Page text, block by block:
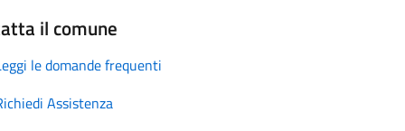
il comune
le domande frequenti
Assistenza